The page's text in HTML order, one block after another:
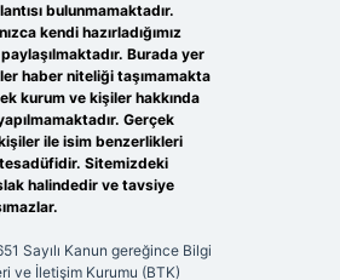
bulunmamaktadır.
kendi hazırladığımız
Burada yer
haber niteliği taşımamakta
kurum ve kişiler hakkında
Gerçek
ile isim benzerlikleri
Sitemizdeki
halindedir ve tavsiye
Sayılı Kanun gereğince Bilgi
ve İletişim Kurumu (BTK)